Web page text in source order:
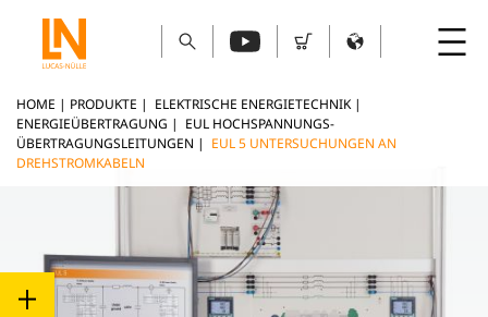
HOME | PRODUKTE | ELEKTRISCHE ENERGIETECHNIK |
ENERGIEÜBERTRAGUNG | EUL HOCHSPANNUNGS-
ÜBERTRAGUNGSLEITUNGEN | EUL 5 UNTERSUCHUNGEN AN
DREHSTROMKABELN